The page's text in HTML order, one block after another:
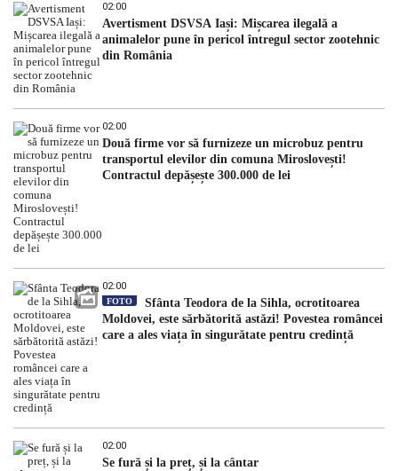
02:00
Avertisment DSVSA Iași: Mișcarea ilegală a
animalelor pune în pericol întregul sector zootehnic
din România
02:00
Două firme vor să furnizeze un microbuz pentru
transportul elevilor din comuna Miroslovești!
Contractul depășește 300.000 de lei
02:00
FOTO
Sfânta Teodora de la Sihla, ocrotitoarea
Moldovei, este sărbătorită astăzi! Povestea româncei
care a ales viața în singurătate pentru credință
02:00
Se fură și la preț, și la cântar